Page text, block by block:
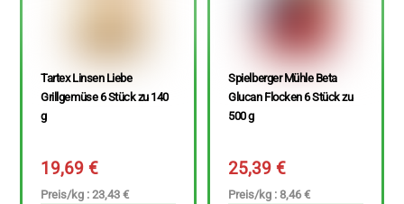
Tartex Linsen Liebe
Grillgemüse 6 Stück zu 140
g
19,69€
Preis/kg : 23,43 €
Spielberger Mühle Beta
Glucan Flocken 6 Stück zu
500 g
25,39€
Preis/kg : 8,46 €